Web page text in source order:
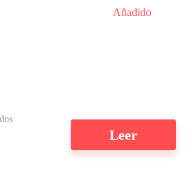
Añadido
Leer